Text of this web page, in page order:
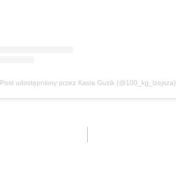
Post udostępniony przez Kasia Guzik (@100_kg_lzejsza)